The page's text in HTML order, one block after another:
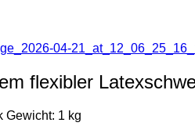
flexibler
Gewicht: 1 kg